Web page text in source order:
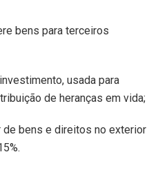
bens para terceiros
usada para
de heranças em vida;
de bens e direitos no exterior